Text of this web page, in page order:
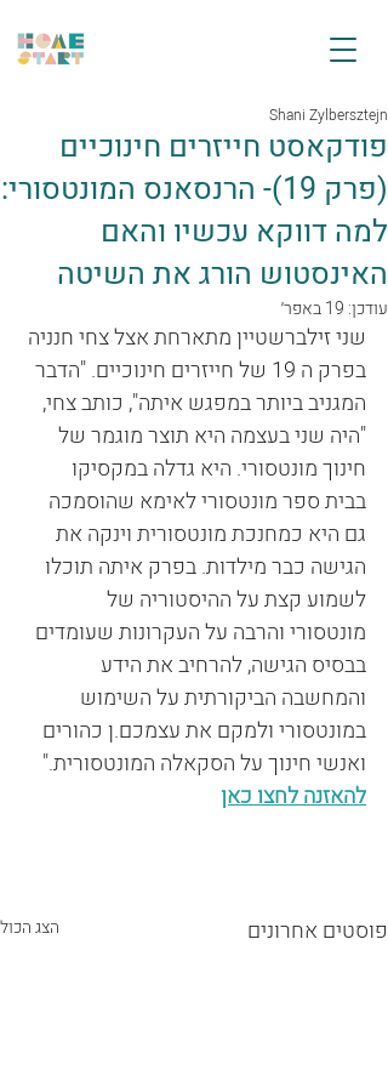
פודקאסט חייזרים חינוכיים
(פרק 19)- הרנסאנס המונטסורי:
למה דווקא עכשיו והאם
האינסטוש הורג את השיטה
Shani Zylbersztejn
עודכן: 19 באפר׳
שני זילברשטיין מתארחת אצל צחי חנניה
בפרק ה 19 של חייזרים חינוכיים. "הדבר
המגניב ביותר במפגש איתה", כותב צחי,
"היה שני בעצמה היא תוצר מוגמר של
חינוך מונטסורי. היא גדלה במקסיקו
בבית ספר מונטסורי לאימא שהוסמכה
גם היא כמחנכת מונטסורית וינקה את
הגישה כבר מילדות. בפרק איתה תוכלו
לשמוע קצת על ההיסטוריה של
מונטסורי והרבה על העקרונות שעומדים
בבסיס הגישה, להרחיב את הידע
והמחשבה הביקורתית על השימוש
במונטסורי ולמקם את עצמכם.ן כהורים
ואנשי חינוך על הסקאלה המונטסורית."
להאזנה לחצו כאן
פוסטים אחרונים הצג הכול